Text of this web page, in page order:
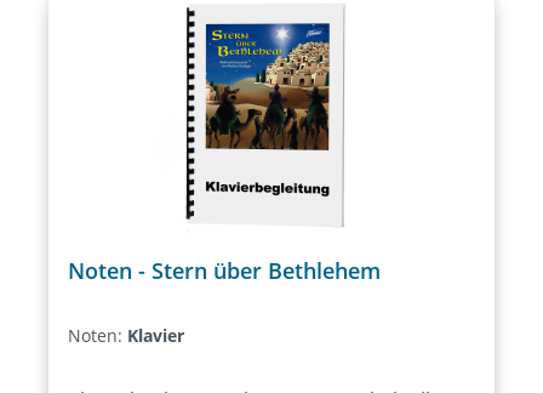
Noten - Stern über Bethlehem
Noten: Klavier